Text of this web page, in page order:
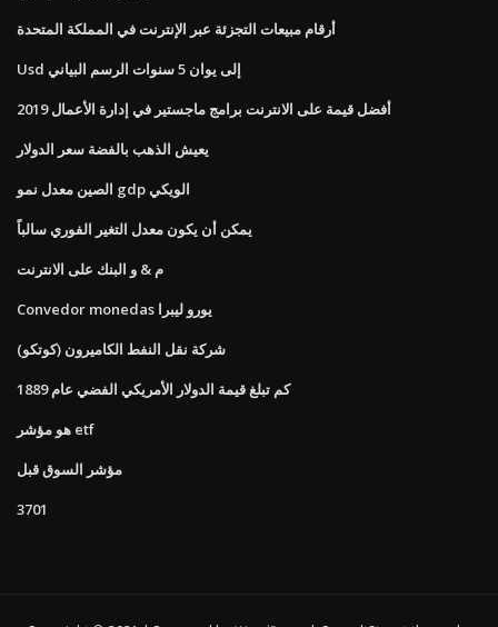
أرقام مبيعات التجزئة عبر الإنترنت في المملكة المتحدة
Usd إلى يوان 5 سنوات الرسم البياني
أفضل قيمة على الانترنت برامج ماجستير في إدارة الأعمال 2019
يعيش الذهب بالفضة سعر الدولار
الصين معدل نمو gdp الويكي
يمكن أن يكون معدل التغير الفوري سالباً
م & و البنك على الانترنت
Convedor monedas يورو ليبرا
شركة نقل النفط الكاميرون (كوتكو)
كم تبلغ قيمة الدولار الأمريكي الفضي عام 1889
هو مؤشر etf
مؤشر السوق قبل
3701